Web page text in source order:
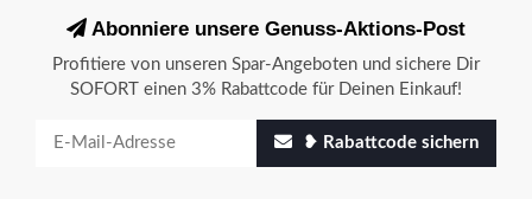
Abonniere unsere Genuss-Aktions-Post
Profitiere von unseren Spar-Angeboten und sichere Dir
SOFORT einen 3% Rabattcode für Deinen Einkauf!
❥ Rabattcode sichern